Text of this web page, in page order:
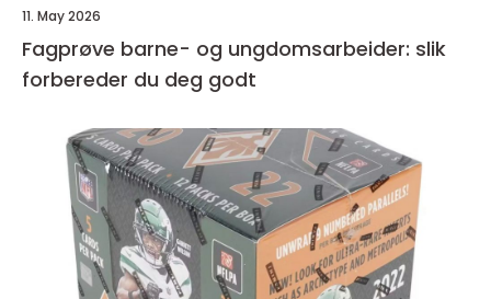
11. May 2026
Fagprøve barne- og ungdomsarbeider: slik
forbereder du deg godt